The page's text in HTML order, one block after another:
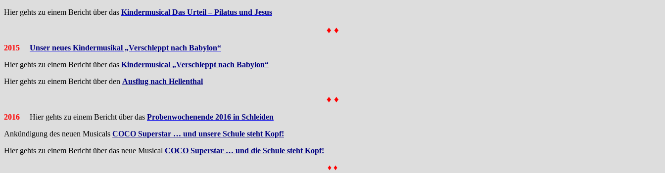
Hier gehts zu einem Bericht über das Kindermusical Das Urteil – Pilatus und Jesus
♦ ♦
2015
Unser neues Kindermusikal „Verschleppt nach Babylon“
Hier gehts zu einem Bericht über das Kindermusical „Verschleppt nach Babylon“
Hier gehts zu einem Bericht über den Ausflug nach Hellenthal
♦ ♦
2016 Hier gehts zu einem Bericht über das Probenwochenende 2016 in Schleiden
Ankündigung des neuen Musicals COCO Superstar … und unsere Schule steht Kopf!
Hier gehts zu einem Bericht über das neue Musical COCO Superstar … und die Schule steht Kopf!
♦ ♦